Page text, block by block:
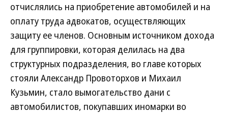
отчислялись на приобретение автомобилей и на
оплату труда адвокатов, осуществляющих
защиту ее членов. Основным источником дохода
для группировки, которая делилась на два
структурных подразделения, во главе которых
стояли Александр Провоторхов и Михаил
Кузьмин, стало вымогательство дани с
автомобилистов, покупавших иномарки во